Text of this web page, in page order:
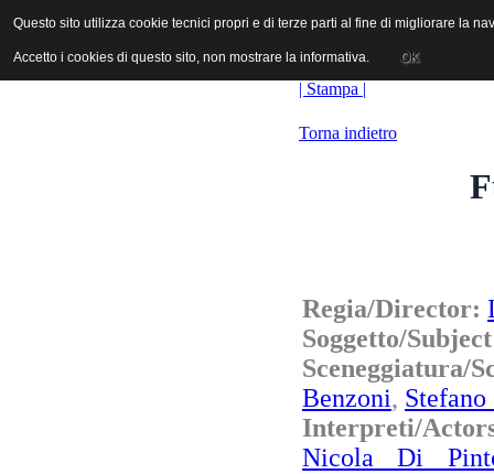
ANICA | Associazione Nazionale Industrie Cinematografiche
| Stampa |
Torna indietro
Regia/Director:
Soggetto/
Sceneggiatura/
Benzoni,
Interpreti/
Nicola Di
Questo sito utilizza cookie tecnici propri e di terze parti al fine di migliorare la
Accetto i cookies di questo sito, non mostrare la informativa. OK
Questo sito utilizza cookie tecnici propri e di terze parti al fine di migliorare la
Accetto i cookies di questo sito, non mostrare la informativa. OK